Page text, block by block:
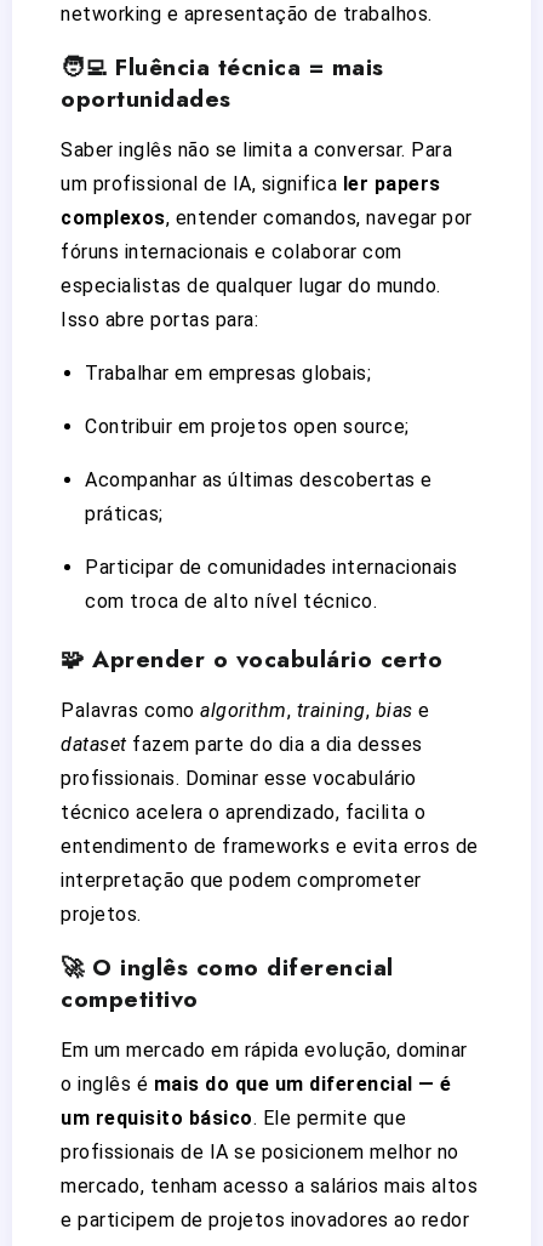
networking e apresentação de trabalhos.
🧑‍💻 Fluência técnica = mais
oportunidades
Saber inglês não se limita a conversar. Para
um profissional de IA, significa ler papers
complexos, entender comandos, navegar por
fóruns internacionais e colaborar com
especialistas de qualquer lugar do mundo.
Isso abre portas para:
Trabalhar em empresas globais;
Contribuir em projetos open source;
Acompanhar as últimas descobertas e
práticas;
Participar de comunidades internacionais
com troca de alto nível técnico.
🧩 Aprender o vocabulário certo
Palavras como algorithm, training, bias e
dataset fazem parte do dia a dia desses
profissionais. Dominar esse vocabulário
técnico acelera o aprendizado, facilita o
entendimento de frameworks e evita erros de
interpretação que podem comprometer
projetos.
🚀 O inglês como diferencial
competitivo
Em um mercado em rápida evolução, dominar
o inglês é mais do que um diferencial — é
um requisito básico. Ele permite que
profissionais de IA se posicionem melhor no
mercado, tenham acesso a salários mais altos
e participem de projetos inovadores ao redor